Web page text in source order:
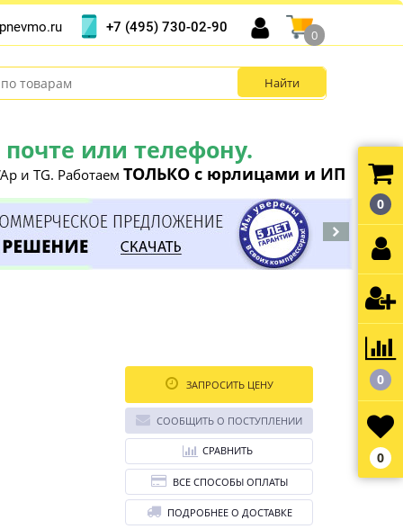
или телефону.
и TG. Работаем ТОЛЬКО с юрлицами и ИП
+7 (495) 730-02-90
0
ЗАПРОСИТЬ ЦЕНУ
СООБЩИТЬ О ПОСТУПЛЕНИИ
СРАВНИТЬ
ВСЕ СПОСОБЫ ОПЛАТЫ
ПОДРОБНЕЕ О ДОСТАВКЕ
0
0
0